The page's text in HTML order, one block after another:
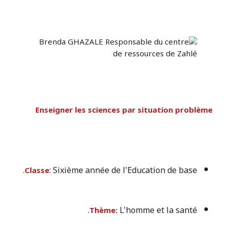
Enseigner les sciences par situation problème
Classe: Sixième année de l'Education de base.
Thème:L'homme et la santé.